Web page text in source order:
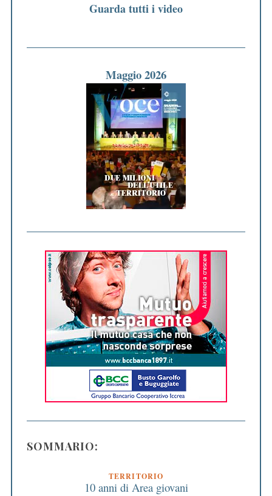
Guarda tutti i video
Maggio 2026
SOMMARIO:
TERRITORIO
10 anni di Area giovani